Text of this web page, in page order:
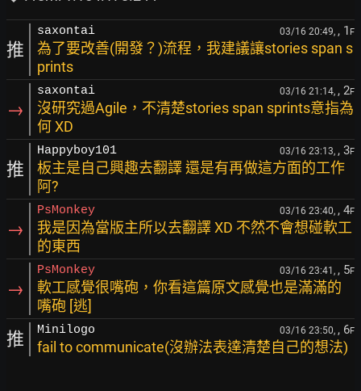
推
saxontai 03/16 20:49, , 1 F
為了要改善(開發？)流程，我建議讓stories span s
prints
→
saxontai 03/16 21:14, , 2F
沒研究過Agile，不清楚stories span sprints意指為
何 XD
推
Happyboy101 03/16 23:13, , 3F
板主是自己興趣去翻譯 還是有再做這方面的工作
阿?
→
PsMonkey 03/16 23:40, , 4F
我是因為當版主所以去翻譯 XD 不然不會想碰軟工
的東西
→
PsMonkey 03/16 23:41, , 5F
軟工感覺很嘴砲，你看這篇原文感覺也是滿滿的
嘴砲 [逃]
推 Minilogo 03/16 23:50, , 6F
fail to communicate(沒辦法表達清楚自己的想法)